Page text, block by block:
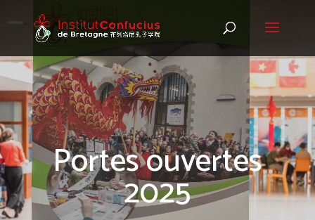
Portes ouvertes
2025